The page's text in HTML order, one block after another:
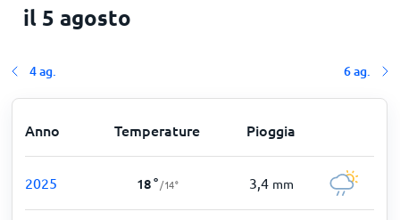
il 5 agosto
4 ag. 6 ag.
Anno Temperature Pioggia
2025 18° /14° 3,4 mm